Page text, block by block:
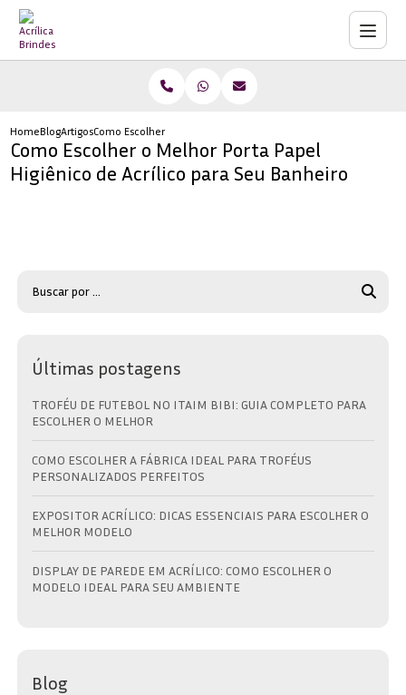
HomeBlogArtigosComo Escolher o Melhor Porta Papel Higiênico de Acrílico para
Como Escolher o Melhor Porta Papel
Higiênico de Acrílico para Seu Banheiro
Últimas postagens
TROFÉU DE FUTEBOL NO ITAIM BIBI: GUIA COMPLETO PARA
ESCOLHER O MELHOR
COMO ESCOLHER A FÁBRICA IDEAL PARA TROFÉUS
PERSONALIZADOS PERFEITOS
EXPOSITOR ACRÍLICO: DICAS ESSENCIAIS PARA ESCOLHER O
MELHOR MODELO
DISPLAY DE PAREDE EM ACRÍLICO: COMO ESCOLHER O
MODELO IDEAL PARA SEU AMBIENTE
Blog